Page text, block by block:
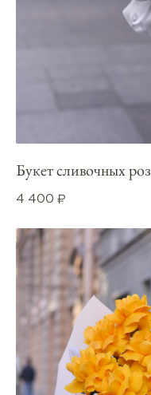
Букет сливочных роз
4 400 ₽